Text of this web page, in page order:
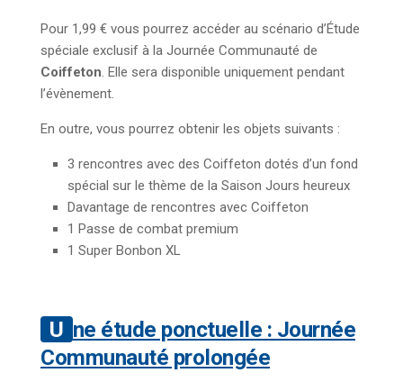
Pour 1,99 € vous pourrez accéder au scénario d’Étude
spéciale exclusif à la Journée Communauté de
Coiffeton. Elle sera disponible uniquement pendant
l’évènement.
En outre, vous pourrez obtenir les objets suivants :
3 rencontres avec des Coiffeton dotés d’un fond
spécial sur le thème de la Saison Jours heureux
Davantage de rencontres avec Coiffeton
1 Passe de combat premium
1 Super Bonbon XL
Une étude ponctuelle : Journée
Communauté prolongée